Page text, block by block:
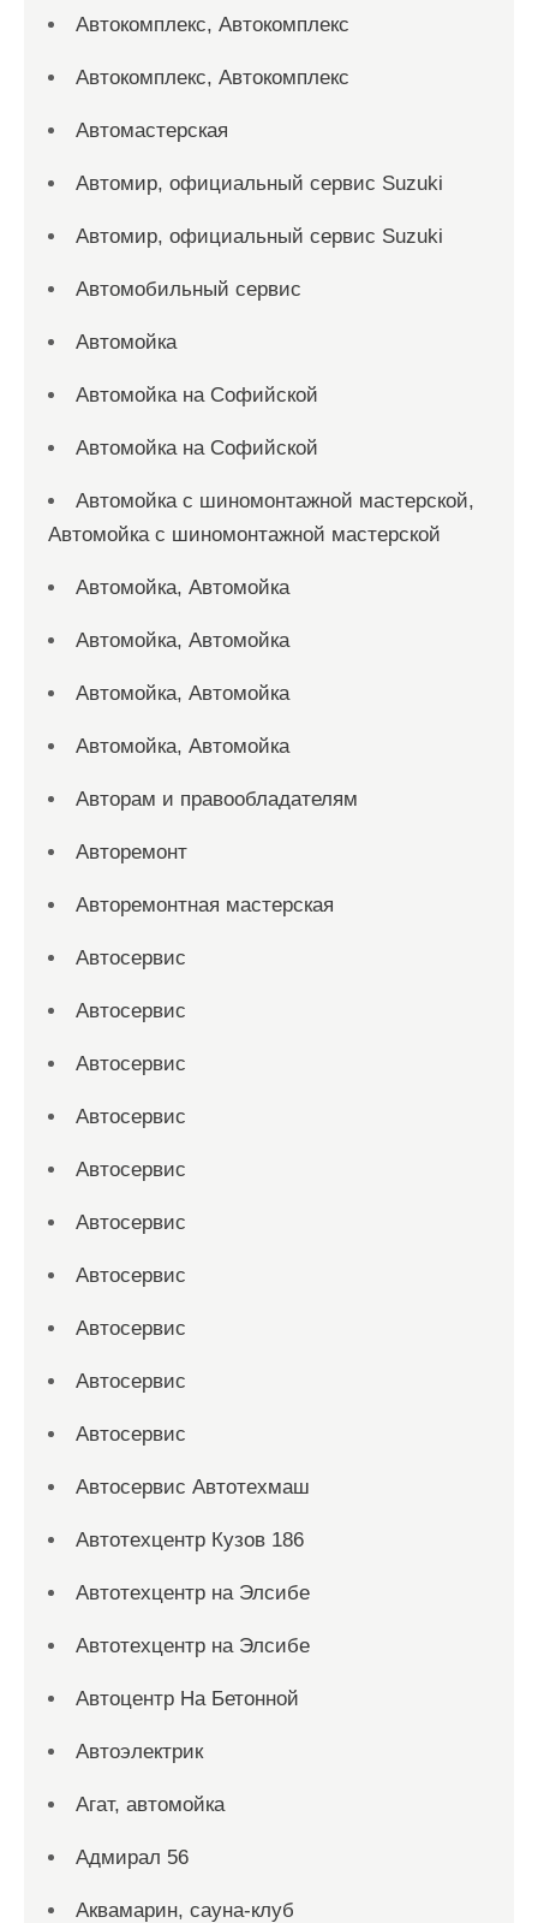
Автокомплекс, Автокомплекс
Автокомплекс, Автокомплекс
Автомастерская
Автомир, официальный сервис Suzuki
Автомир, официальный сервис Suzuki
Автомобильный сервис
Автомойка
Автомойка на Софийской
Автомойка на Софийской
Автомойка с шиномонтажной мастерской,
Автомойка с шиномонтажной мастерской
Автомойка, Автомойка
Автомойка, Автомойка
Автомойка, Автомойка
Автомойка, Автомойка
Авторам и правообладателям
Авторемонт
Авторемонтная мастерская
Автосервис
Автосервис
Автосервис
Автосервис
Автосервис
Автосервис
Автосервис
Автосервис
Автосервис
Автосервис
Автосервис Автотехмаш
Автотехцентр Кузов 186
Автотехцентр на Элсибе
Автотехцентр на Элсибе
Автоцентр На Бетонной
Автоэлектрик
Агат, автомойка
Адмирал 56
Аквамарин, сауна-клуб